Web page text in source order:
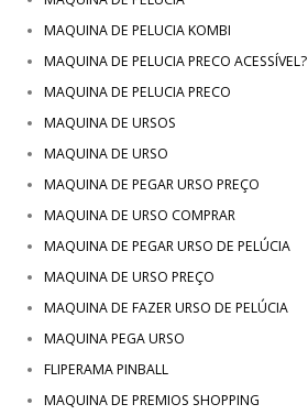
MAQUINA DE PELUCIA KOMBI
MAQUINA DE PELUCIA PRECO ACESSÍVEL?
MAQUINA DE PELUCIA PRECO
MAQUINA DE URSOS
MAQUINA DE URSO
MAQUINA DE PEGAR URSO PREÇO
MAQUINA DE URSO COMPRAR
MAQUINA DE PEGAR URSO DE PELÚCIA
MAQUINA DE URSO PREÇO
MAQUINA DE FAZER URSO DE PELÚCIA
MAQUINA PEGA URSO
FLIPERAMA PINBALL
MAQUINA DE PREMIOS SHOPPING